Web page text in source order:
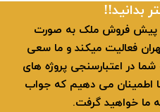
بدانید!!
دیار 22 در زمینه پیش فروش ملک به صورت
و متمرکز در منطقه 22 تهران فعالیت میکند و ما سعی
در اعتبارسنجی پروژه های
می دهیم که جواب
ما خواهید گرفت.